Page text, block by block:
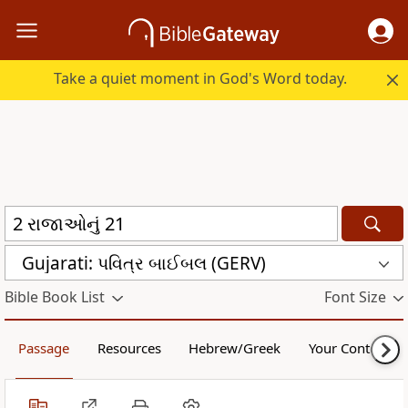
Take a quiet moment in God's Word today.
Gujarati: પવિત્ર બાઈબલ (GERV)
Bible Book List Font Size
Passage Resources Hebrew/Greek Your Content